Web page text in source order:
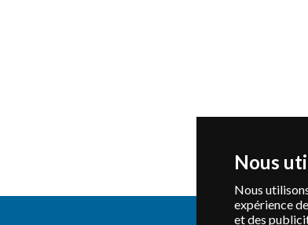
Nous
Nous
expérience
et des